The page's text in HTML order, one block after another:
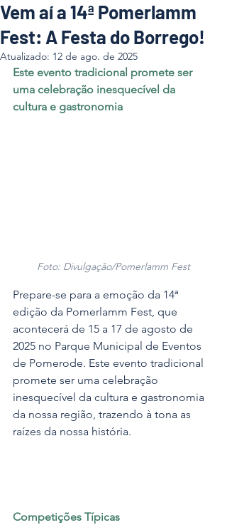
Vem aí a 14ª Pomerlamm
Fest: A Festa do Borrego!
Atualizado: 12 de ago. de 2025
Este evento tradicional promete ser
uma celebração inesquecível da
cultura e gastronomia
Foto: Divulgação/Pomerlamm Fest
Prepare-se para a emoção da 14ª
edição da Pomerlamm Fest, que
acontecerá de 15 a 17 de agosto de
2025 no Parque Municipal de Eventos
de Pomerode. Este evento tradicional
promete ser uma celebração
inesquecível da cultura e gastronomia
da nossa região, trazendo à tona as
raízes da nossa história.
Competições Típicas